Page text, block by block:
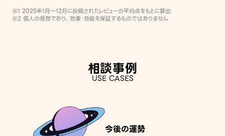
※1 2025年1月〜12月に投稿されたレビューの平均点をもとに算出
※2 個人の感想であり、効果・効能を保証するものではありません
相談事例
USE CASES
今後の運勢